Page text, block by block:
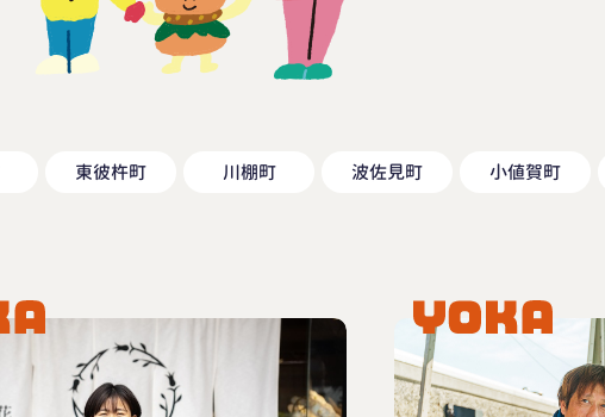
東彼杵町 川棚町 波佐見町 小値賀町